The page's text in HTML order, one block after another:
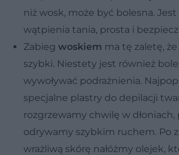
niż wosk, może być bolesna. Jest
wątpienia tania, prosta i
Zabieg woskiem ma tę zaletę,
szybki. Niestety jest również
wywoływać podrażnienia.
specjalne plastry do depilacji
rozgrzewamy chwilę w dłoniach,
odrywamy szybkim ruchem. Po
wrażliwą skórę nałóżmy olejek,